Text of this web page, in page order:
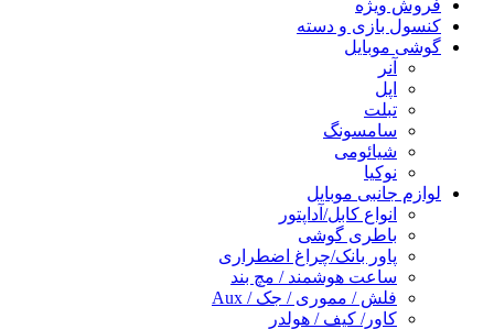
فروش ویژه
کنسول بازی و دسته
گوشی موبایل
آنر
اپل
تبلت
سامسونگ
شیائومی
نوکیا
لوازم جانبی موبایل
انواع کابل/آداپتور
باطری گوشی
پاور بانک/چراغ اضطراری
ساعت هوشمند / مچ بند
فلش / مموری / جک / Aux
کاور/ کیف / هولدر